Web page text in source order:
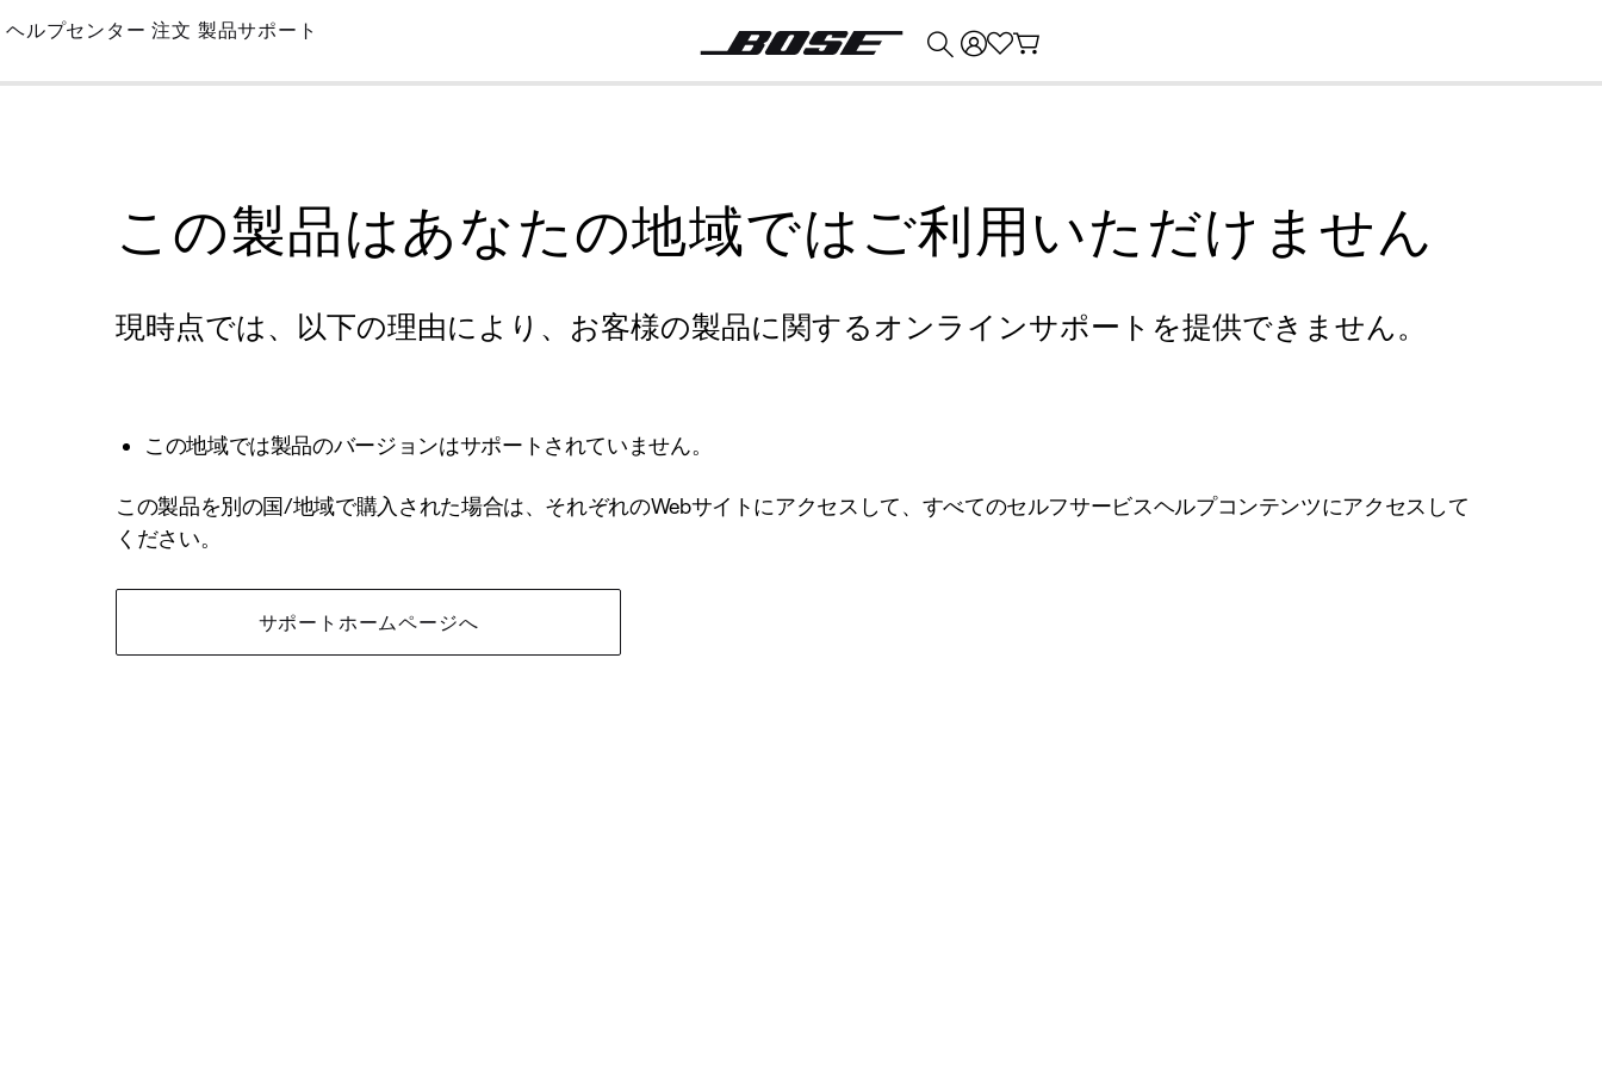
Skip
Main
ヘルプセンター 注文 製品サポート
この製品はあなたの地域ではご利用いただけません
現時点では、以下の理由により、お客様の製品に関するオンラインサポートを提供できません。
この地域では製品のバージョンはサポートされていません。
この製品を別の国/地域で購入された場合は、それぞれのWebサイトにアクセスして、すべてのセルフサービスヘルプコンテンツにアクセスして
ください。
サポートホームページへ